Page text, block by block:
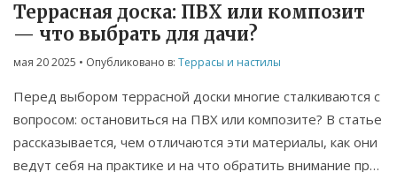
Террасная доска: ПВХ или композит
— что выбрать для дачи?
мая 20 2025 • Опубликовано в: Террасы и настилы
Перед выбором террасной доски многие сталкиваются с
вопросом: остановиться на ПВХ или композите? В статье
рассказывается, чем отличаются эти материалы, как они
ведут себя на практике и на что обратить внимание при